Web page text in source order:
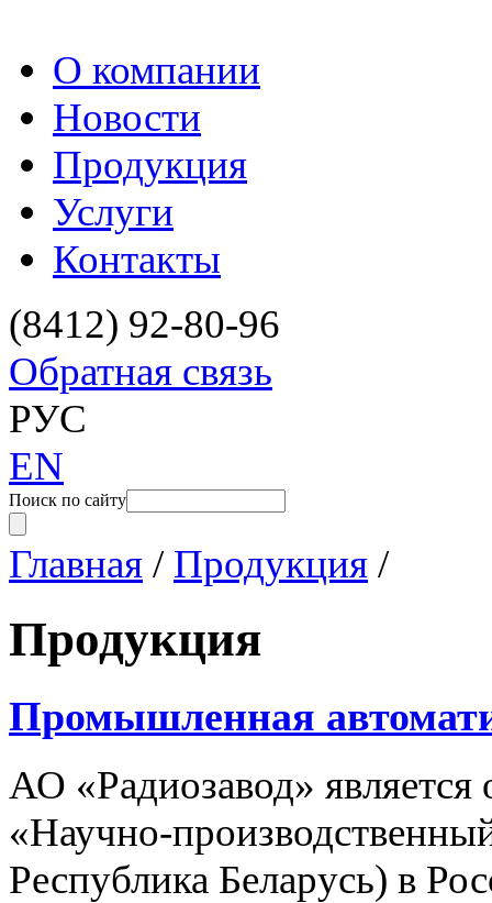
О компании
Новости
Продукция
Услуги
Контакты
(8412) 92-80-96
Обратная связь
РУС
EN
Поиск по сайту
Главная / Продукция /
Продукция
Промышленная
АО «Радиозавод»
«Научно-
Республика Беларусь) в